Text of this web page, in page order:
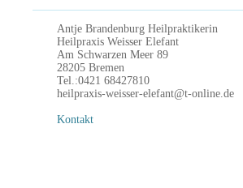
Antje Brandenburg Heilpraktikerin
Heilpraxis Weisser Elefant
Am Schwarzen Meer 89
28205 Bremen
Tel.:0421 68427810
heilpraxis-weisser-elefant@t-online.de
Kontakt